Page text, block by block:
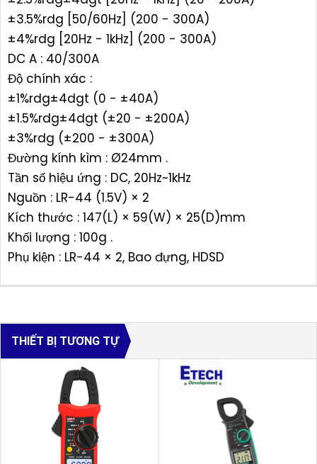
±3.5%rdg [50/60Hz] (200 - 300A)
±4%rdg [20Hz - 1kHz] (200 - 300A)
DC A : 40/300A
Độ chính xác :
±1%rdg±4dgt (0 - ±40A)
±1.5%rdg±4dgt (±20 - ±200A)
±3%rdg (±200 - ±300A)
Đường kính kìm : Ø24mm .
Tần số hiệu ứng : DC, 20Hz~1kHz
Nguồn : LR-44 (1.5V) × 2
Kích thước : 147(L) × 59(W) × 25(D)mm
Khối lượng : 100g .
Phụ kiện : LR-44 × 2, Bao đựng, HDSD
THIẾT BỊ TƯƠNG TỰ